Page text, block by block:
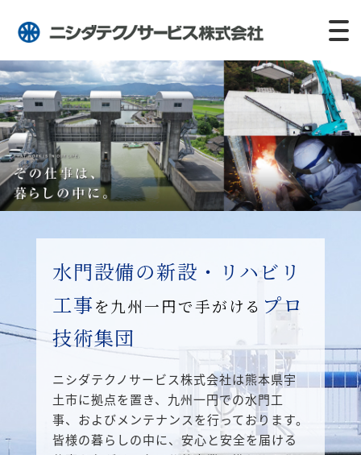
水門設備の新設・リハビリ
工事を九州一円で手がける プロ
技術集団
ニシダテクノサービス株式会社は熊本県宇
土市に拠点を置き、九州一円での水門工
事、およびメンテナンスを行っております。
皆様の暮らしの中に、安心と安全を届ける